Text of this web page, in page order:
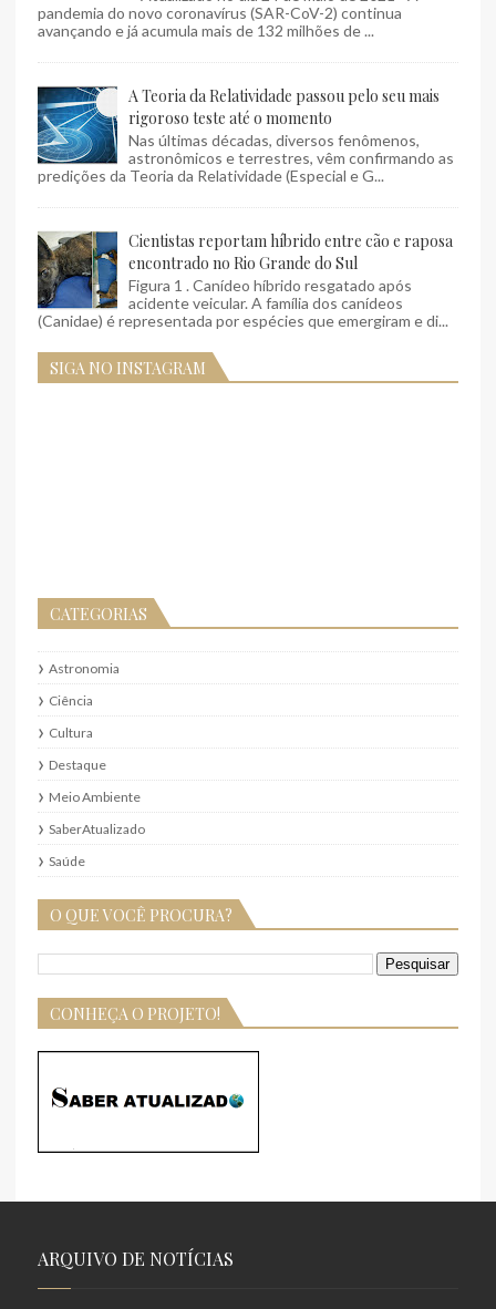
pandemia do novo coronavírus (SAR-CoV-2) continua
avançando e já acumula mais de 132 milhões de ...
A Teoria da Relatividade passou pelo seu mais
rigoroso teste até o momento
Nas últimas décadas, diversos fenômenos,
astronômicos e terrestres, vêm confirmando as
predições da Teoria da Relatividade (Especial e G...
Cientistas reportam híbrido entre cão e raposa
encontrado no Rio Grande do Sul
Figura 1 . Canídeo híbrido resgatado após
acidente veicular. A família dos canídeos
(Canidae) é representada por espécies que emergiram e di...
SIGA NO INSTAGRAM
CATEGORIAS
Astronomia
Ciência
Cultura
Destaque
Meio Ambiente
SaberAtualizado
Saúde
O QUE VOCÊ PROCURA?
CONHEÇA O PROJETO!
ARQUIVO DE NOTÍCIAS